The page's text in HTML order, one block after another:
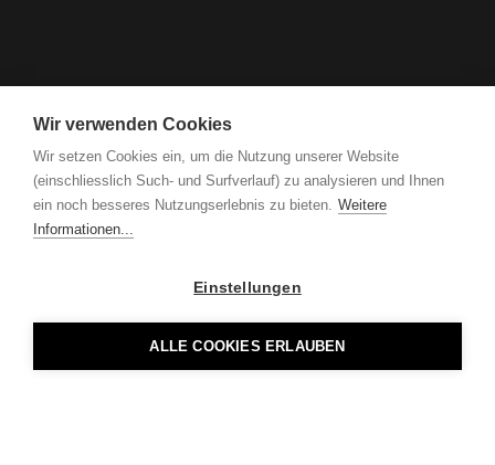
Wir verwenden Cookies
Wir setzen Cookies ein, um die Nutzung unserer Website
(einschliesslich Such- und Surfverlauf) zu analysieren und Ihnen
ein noch besseres Nutzungserlebnis zu bieten. Weitere
Informationen...
Einstellungen
ALLE COOKIES ERLAUBEN